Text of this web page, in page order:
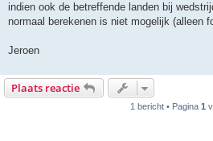
indien ook de betreffende landen bij
normaal berekenen is niet mogelijk (alleen
Jeroen
Plaats reactie
1 bericht • Pagina 1